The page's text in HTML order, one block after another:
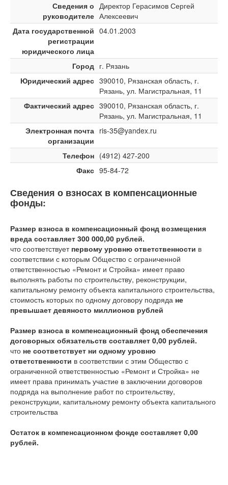
Сведения о
руководителе
Директор Герасимов Сергей
Алексеевич
Дата государственной
регистрации
юридического лица
04.01.2003
Город г. Рязань
Юридический адрес 390010, Рязанская область, г.
Рязань, ул. Магистральная, 11
Фактический адрес 390010, Рязанская область, г.
Рязань, ул. Магистральная, 11
Электронная почта
организации
ris-35@yandex.ru
Телефон (4912) 427-200
Факс 95-84-72
Сведения о взносах в компенсационные
фонды:
Размер взноса в компенсационный фонд возмещения
вреда составляет 300 000,00 рублей.
что соответствует первому уровню ответственности в
соответствии с которым Общество с ограниченной
ответственностью «Ремонт и Стройка» имеет право
выполнять работы по строительству, реконструкции,
капитальному ремонту объекта капитального строительства,
стоимость которых по одному договору подряда не
превышает девяносто миллионов рублей
Размер взноса в компенсационный фонд обеспечения
договорных обязательств составляет 0,00 рублей.
что не соответствует ни одному уровню
ответственности в соответствии с этим Общество с
ограниченной ответственностью «Ремонт и Стройка» не
имеет права принимать участие в заключении договоров
подряда на выполнение работ по строительству,
реконструкции, капитальному ремонту объекта капитального
строительства
Остаток в компенсационном фонде составляет 0,00
рублей.